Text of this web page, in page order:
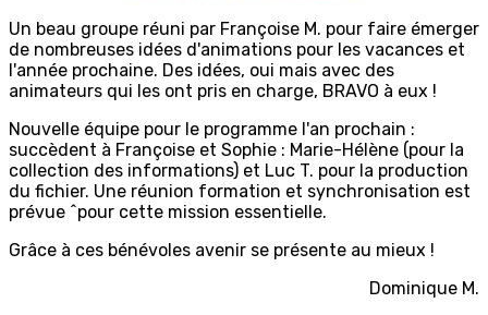
Un beau groupe réuni par Françoise M. pour faire émerger
de nombreuses idées d'animations pour les vacances et
l'année prochaine. Des idées, oui mais avec des
animateurs qui les ont pris en charge, BRAVO à eux !
Nouvelle équipe pour le programme l'an prochain :
succèdent à Françoise et Sophie : Marie-Hélène (pour la
collection des informations) et Luc T. pour la production
du fichier. Une réunion formation et synchronisation est
prévue ^pour cette mission essentielle.
Grâce à ces bénévoles avenir se présente au mieux !
Dominique M.